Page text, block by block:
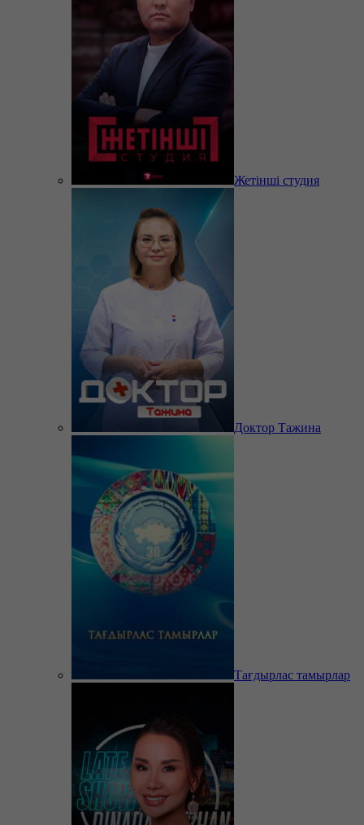
Жетінші студия
Доктор Тажина
Тағдырлас тамырлар